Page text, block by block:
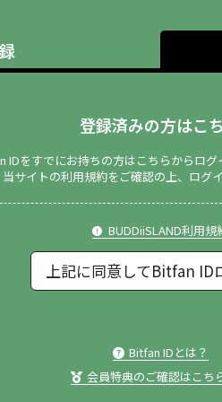
登録済みの方はこ
IDをすでにお持ちの方はこちらからログ
当サイトの利用規約をご確認の上、ログ
BUDDiiSLAND利用規
上記に同意してBitfan ID
Bitfan IDとは？
会員特典のご確認はこち